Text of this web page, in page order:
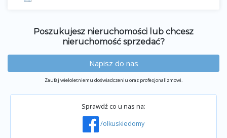
Poszukujesz nieruchomości lub chcesz
nieruchomość sprzedać?
Napisz do nas
Zaufaj wieloletniemu doświadczeniu oraz profesjonalizmowi.
Sprawdź co u nas na:
/olkuskiedomy